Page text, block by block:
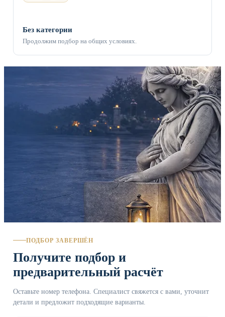
Без категории
Продолжим подбор на общих условиях.
ПОДБОР ЗАВЕРШЁН
Получите подбор и
предварительный расчёт
Оставьте номер телефона. Специалист свяжется с вами, уточнит
детали и предложит подходящие варианты.